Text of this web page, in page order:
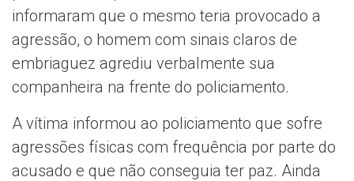
informaram que o mesmo teria provocado a
agressão, o homem com sinais claros de
embriaguez agrediu verbalmente sua
companheira na frente do policiamento.
A vítima informou ao policiamento que sofre
agressões físicas com frequência por parte do
acusado e que não conseguia ter paz. Ainda